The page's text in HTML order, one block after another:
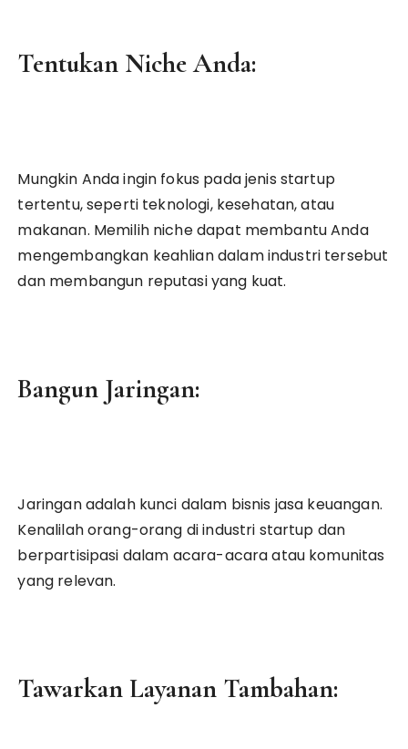
Tentukan Niche Anda:
Mungkin Anda ingin fokus pada jenis startup
tertentu, seperti teknologi, kesehatan, atau
makanan. Memilih niche dapat membantu Anda
mengembangkan keahlian dalam industri tersebut
dan membangun reputasi yang kuat.
Bangun Jaringan:
Jaringan adalah kunci dalam bisnis jasa keuangan.
Kenalilah orang-orang di industri startup dan
berpartisipasi dalam acara-acara atau komunitas
yang relevan.
Tawarkan Layanan Tambahan: